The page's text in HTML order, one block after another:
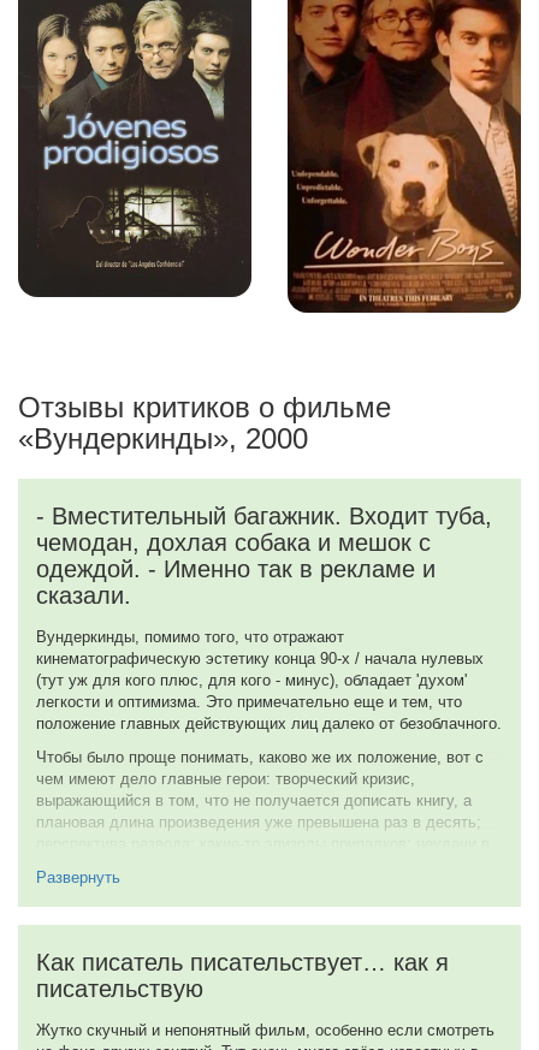
Отзывы критиков о фильме
«Вундеркинды», 2000
- Вместительный багажник. Входит туба,
чемодан, дохлая собака и мешок с
одеждой. - Именно так в рекламе и
сказали.
Вундеркинды, помимо того, что отражают
кинематографическую эстетику конца 90-х / начала нулевых
(тут уж для кого плюс, для кого - минус), обладает 'духом'
легкости и оптимизма. Это примечательно еще и тем, что
положение главных действующих лиц далеко от безоблачного.
Чтобы было проще понимать, каково же их положение, вот с
чем имеют дело главные герои: творческий кризис,
выражающийся в том, что не получается дописать книгу, а
плановая длина произведения уже превышена раз в десять;
приведшие к маргинализации.
беспечно. Подобный показ персонажей не кажется
распространенным в некомедийных художественных
произведениях. Возможно, это связано с тем, что страдающие
персонажи находят больше отклика у зрителей или читателей,
Развернуть
Как писатель писательствует… как я
писательствую
Жутко скучный и непонятный фильм, особенно если смотреть